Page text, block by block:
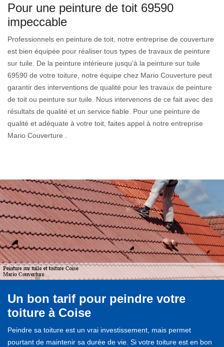
Pour une peinture de toit 69590
impeccable
Professionnels en peinture de toit, notre entreprise de couverture
est bien équipée pour réaliser tous types de travaux de peinture
sur tuile. De la peinture intérieure jusqu’à la peinture sur tuile
69590 de votre toiture, notre équipe chez Mario Couverture peut
garantir des interventions de qualité pour les travaux de peinture
de toit ou peinture sur tuile. Nous intervenons de ce fait avec des
résultats de qualité et un service fiable. Pour une peinture de
qualité et adéquate à votre toit, faites appel à notre entreprise
Mario Couverture .
Un bon tarif pour peindre votre
toiture à Coise
Peindre sa toiture est un vrai investissement, mais permet
pourtant de maintenir sa durée de vie. Si votre toiture est en bon